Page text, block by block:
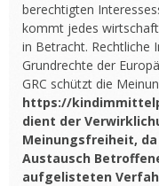
berechtigten
kommt jedes
in Betracht. Rechtliche
Grundrechte der
GRC schützt die
https://
dient der
Meinungsfreiheit,
Austausch
aufgelisteten